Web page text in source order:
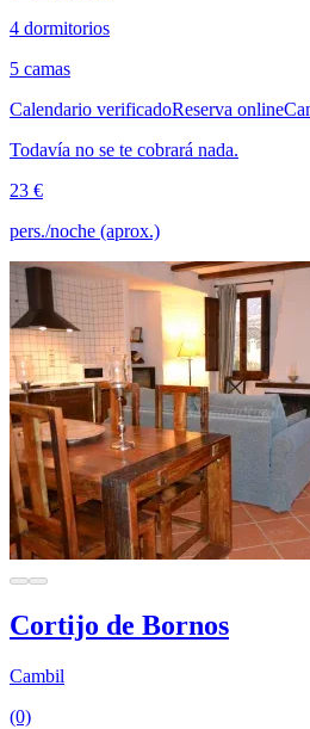
4 dormitorios
5 camas
Calendario verificadoReserva online
Todavía no se te cobrará nada.
23 €
pers./noche (aprox.)
Cortijo de Bornos
Cambil
(0)